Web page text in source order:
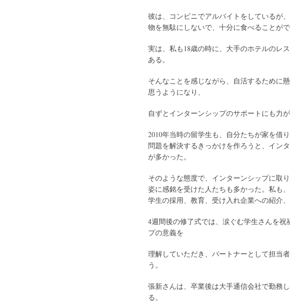
彼は、コンビニでアルバイトをしているが
物を無駄にしないで、十分に食べることが
実は、私も18歳の時に、大手のホテルのレ
ある。
そんなことを感じながら、自活するために
思うようになり、
自ずとインターンシップのサポートにも力が
2010年当時の留学生も、自分たちが家を借
問題を解決するきっかけを作ろうと、イン
が多かった。
そのような態度で、インターンシップに取
姿に感銘を受けた人たちも多かった。私も
学生の採用、教育、受け入れ企業への紹介
4週間後の修了式では、涙ぐむ学生さんを
プの意義を
理解していただき、パートナーとして担当
う。
張新さんは、卒業後は大手通信会社で勤務
る。